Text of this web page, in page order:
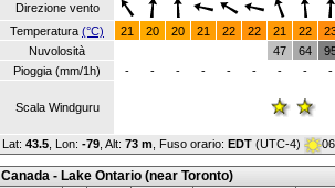
Direzione vento
Temperatura (°C) 21 20 20 21 22 22 21 22
Nuvolosità
47 64
Pioggia (mm/1h)
- - - - - - - - -
Scala Windguru
Lat: 43.5 , Lon: -79 Alt: 73 m , Fuso orario: EDT (UTC-4)
Canada - Lake Ontario (near Toronto)